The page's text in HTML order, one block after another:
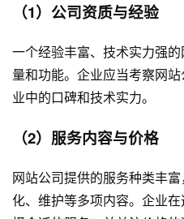
（1）公司资质与经验
一个经验丰富、技术实力强
量和功能。企业应当考察网
业中的口碑和技术实力。
（2）服务内容与价格
网站公司提供的服务种类丰
化、维护等多项内容。企业